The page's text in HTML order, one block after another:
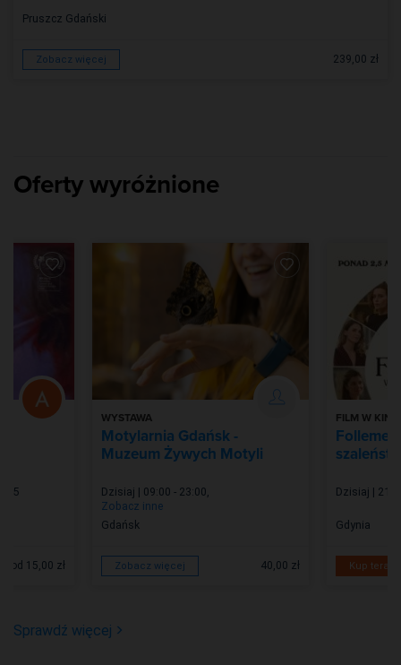
Pruszcz Gdański
Zobacz więcej 239,00 zł
Oferty wyróżnione
od 15,00 zł
WYSTAWA
Motylarnia Gdańsk -
Muzeum Żywych Motyli
Dzisiaj | 09:00 - 23:00,
Zobacz inne
Gdańsk
Zobacz więcej 40,00 zł
FILM W KINIE
Dzisiaj |
Gdynia
Kup teraz
Sprawdź więcej